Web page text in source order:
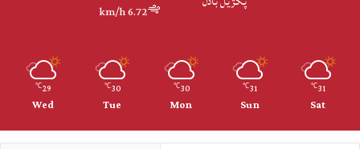
6.72 km/h
31
℃
Sat
31
℃
Sun
30
℃
Mon
30
℃
Tue
29
℃
Wed